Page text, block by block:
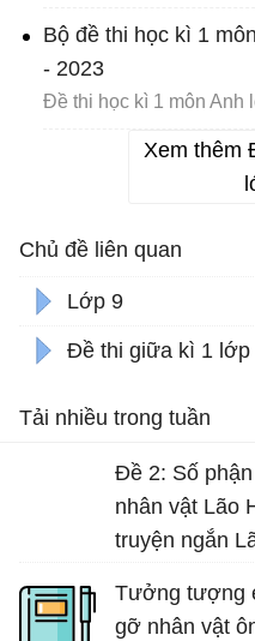
Bộ đề thi học kì 1
- 2023
Đề thi học kì 1 môn Anh
Xem thêm
Chủ đề liên quan
Lớp 9
Đề thi giữa kì 1 lớp
Tải nhiều trong tuần
Đề 2: Số
nhân vật Lão
truyện ngắn
Tưởng tượng
gỡ nhân vật